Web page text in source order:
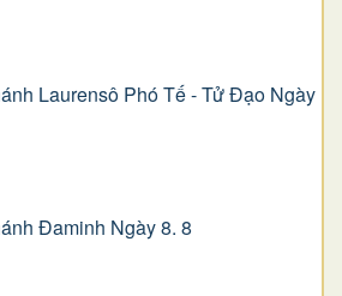
Laurensô Phó Tế - Tử Đạo Ngày
Đaminh Ngày 8. 8